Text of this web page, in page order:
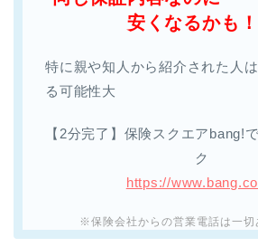
安くなるかも！
特に親や知人から紹介された人
る可能性大
【2分完了】保険スクエアbang!
ク
https://
※保険会社からの営業電話は一切